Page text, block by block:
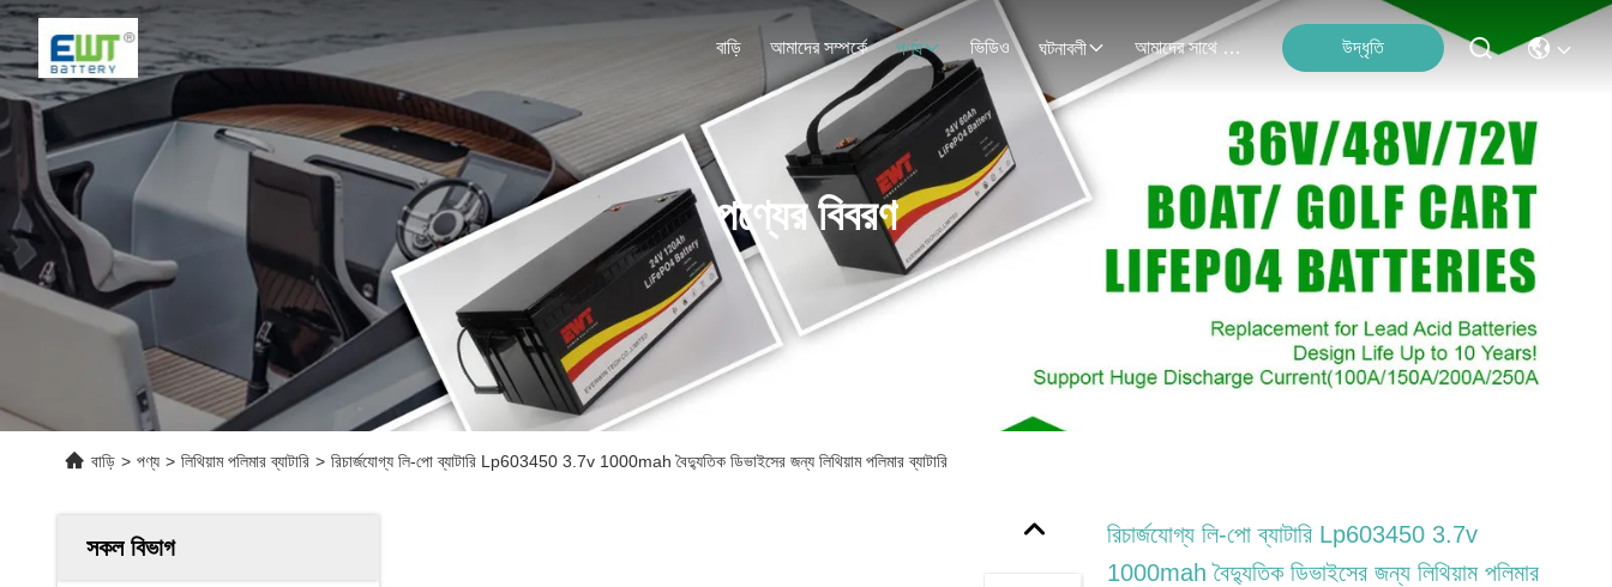
বাড়ি আমাদের সম্পর্কে পণ্য ভিডিও ঘটনাবলী আমাদের সাথে যোগাযোগ উদ্ধৃতি
পণ্যের বিবরণ
বাড়ি > পণ্য > লিথিয়াম পলিমার ব্যাটারি > রিচার্জযোগ্য লি-পো ব্যাটারি Lp603450 3.7v 1000mah বৈদ্যুতিক ডিভাইসের জন্য লিথিয়াম পলিমার ব্যাটারি
সকল বিভাগ
রিচার্জযোগ্য লি-পো ব্যাটারি Lp603450 3.7v
1000mah বৈদ্যুতিক ডিভাইসের জন্য লিথিয়াম পলিমার